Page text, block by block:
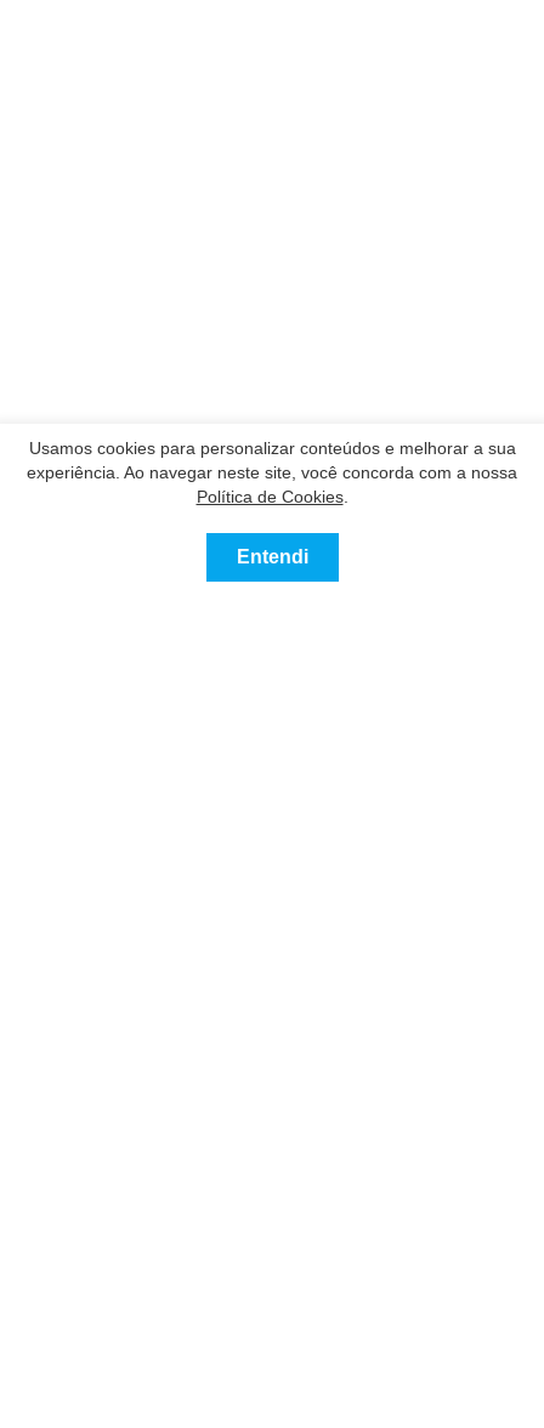
Usamos cookies para personalizar conteúdos e melhorar a sua
experiência. Ao navegar neste site, você concorda com a nossa
Política de Cookies.
Entendi